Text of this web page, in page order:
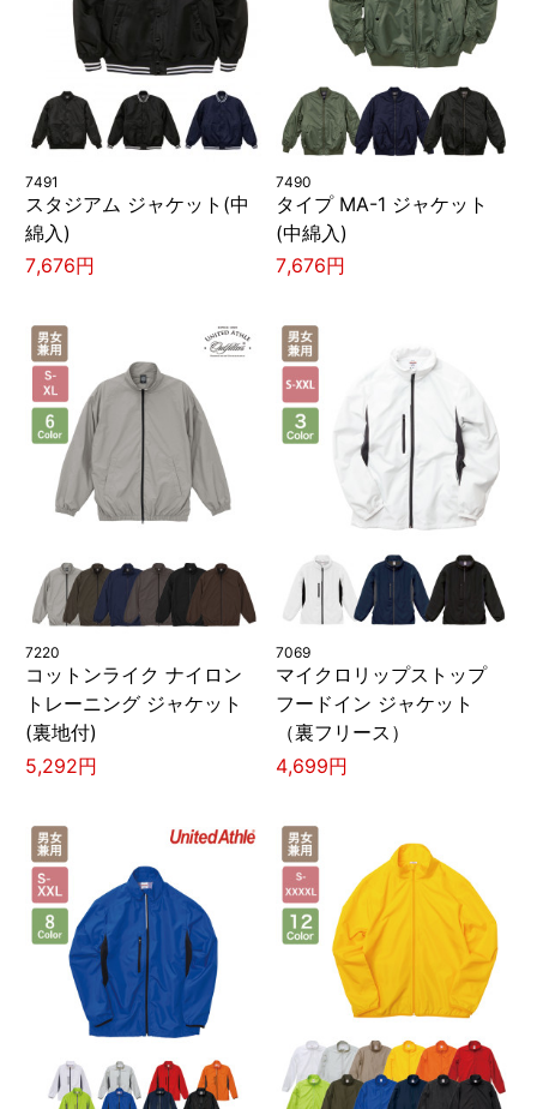
7491
スタジアム ジャケット(中
綿入)
7,676円
7490
タイプ MA-1 ジャケット
(中綿入)
7,676円
7220
コットンライク ナイロン
トレーニング ジャケット
(裏地付)
5,292円
7069
マイクロリップストップ
フードイン ジャケット
（裏フリース）
4,699円